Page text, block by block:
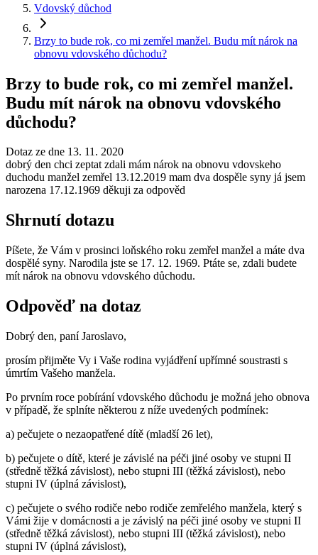
Vdovský důchod
Brzy to bude rok, co mi zemřel manžel. Budu mít nárok na
obnovu vdovského důchodu?
Brzy to bude rok, co mi zemřel manžel.
Budu mít nárok na obnovu vdovského
důchodu?
Dotaz ze dne 13. 11. 2020
dobrý den chci zeptat zdali mám nárok na obnovu vdovskeho
duchodu manžel zemřel 13.12.2019 mam dva dospěle syny já jsem
narozena 17.12.1969 děkuji za odpověd
Shrnutí dotazu
Píšete, že Vám v prosinci loňského roku zemřel manžel a máte dva
dospělé syny. Narodila jste se 17. 12. 1969. Ptáte se, zdali budete
mít nárok na obnovu vdovského důchodu.
Odpověď na dotaz
Dobrý den, paní Jaroslavo,
prosím přijměte Vy i Vaše rodina vyjádření upřímné soustrasti s
úmrtím Vašeho manžela.
Po prvním roce pobírání vdovského důchodu je možná jeho obnova
v případě, že splníte některou z níže uvedených podmínek:
a) pečujete o nezaopatřené dítě (mladší 26 let),
b) pečujete o dítě, které je závislé na péči jiné osoby ve stupni II
(středně těžká závislost), nebo stupni III (těžká závislost), nebo
stupni IV (úplná závislost),
c) pečujete o svého rodiče nebo rodiče zemřelého manžela, který s
Vámi žije v domácnosti a je závislý na péči jiné osoby ve stupni II
(středně těžká závislost), nebo stupni III (těžká závislost), nebo
stupni IV (úplná závislost),